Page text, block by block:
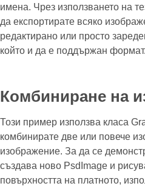
имена. Чрез използването на
да експортирате всяко
редактирано или просто
който и да е поддържан формат.
Комбиниране на
Този пример използва класа
комбинирате две или повече
изображение. За да се
създава ново PsdImage и
повърхността на платното,